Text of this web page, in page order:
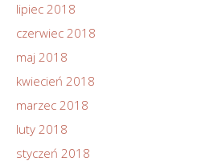
lipiec 2018
czerwiec 2018
maj 2018
kwiecień 2018
marzec 2018
luty 2018
styczeń 2018